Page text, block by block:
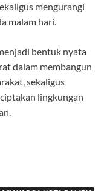
mengurangi
malam hari.
bentuk nyata
dalam membangun
sekaligus
lingkungan